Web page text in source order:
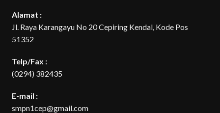
Alamat :
Jl. Raya Karangayu No 20 Cepiring Kendal, Kode Pos
51352
Telp/Fax :
(0294) 382435
E-mail :
smpn1cep@gmail.com